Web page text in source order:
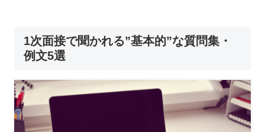
1次面接で聞かれる”基本的”な質問集・
例文5選